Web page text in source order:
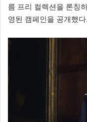
름 프리 컬렉션을 론칭
영된 캠페인을 공개했다.